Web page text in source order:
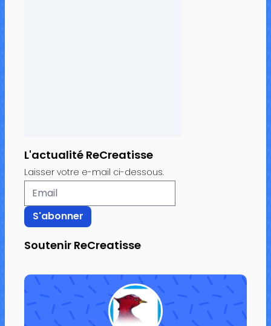
L'actualité ReCreatisse
Laisser votre e-mail ci-dessous.
Soutenir ReCreatisse